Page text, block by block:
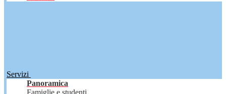
Servizi
Panoramica